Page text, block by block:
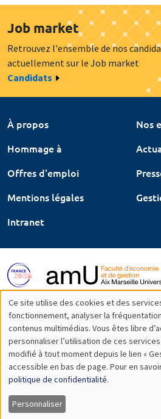
Job market
Retrouvez l'ensemble de nos
actuellement sur le Job market
Candidats
À propos
Nos
Hommage à
Offres d'emploi
Mentions légales
Intranet
Utilisation
des
données
personnelles
et
Ce site utilise des cookies et des
fonctionnement, analyser la
contenus multimédias. Vous êtes libre
personnaliser l’utilisation de ces
modifié à tout moment depuis le lien «
accessible en bas de page. Pour en
politique de confidentialité.
Personnaliser